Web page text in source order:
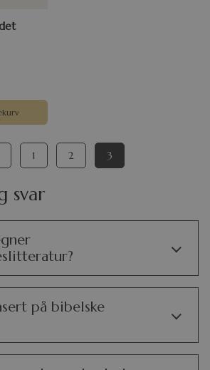
1 2 3
svar
på bibelske